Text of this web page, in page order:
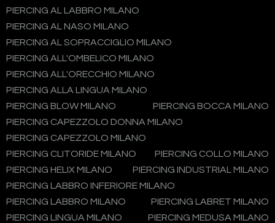
PIERCING AL LABBRO MILANO
PIERCING AL NASO MILANO
PIERCING AL SOPRACCIGLIO MILANO
PIERCING ALL'OMBELICO MILANO
PIERCING ALL'ORECCHIO MILANO
PIERCING ALLA LINGUA MILANO
PIERCING BLOW MILANO
PIERCING BOCCA MILANO
PIERCING CAPEZZOLO DONNA MILANO
PIERCING CAPEZZOLO MILANO
PIERCING CLITORIDE MILANO
PIERCING COLLO MILANO
PIERCING HELIX MILANO
PIERCING INDUSTRIAL MILANO
PIERCING LABBRO INFERIORE MILANO
PIERCING LABBRO MILANO
PIERCING LABRET MILANO
PIERCING LINGUA MILANO
PIERCING MEDUSA MILANO